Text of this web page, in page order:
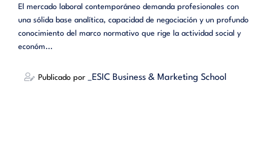
El mercado laboral contemporáneo demanda profesionales con
una sólida base analítica, capacidad de negociación y un profundo
conocimiento del marco normativo que rige la actividad social y
económ...
Publicado por _ESIC Business & Marketing School